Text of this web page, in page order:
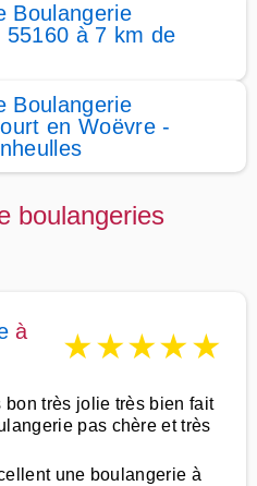
Boulangerie
à 7 km de
Boulangerie
en Woëvre -
boulangeries
à
★★★★★
bon très jolie très bien fait
pas chère et très
une boulangerie à